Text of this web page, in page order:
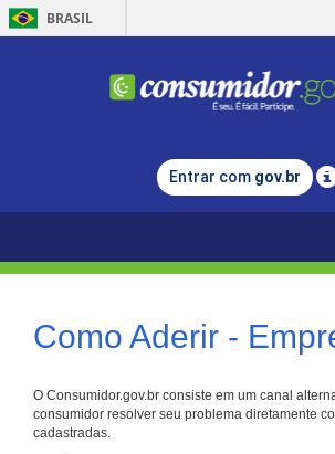
BRASIL
Entrar com gov.br
Como Aderir -
O Consumidor.gov.br consiste em um canal
consumidor resolver seu problema diretamente
cadastradas.